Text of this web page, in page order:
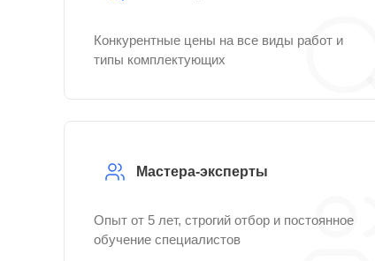
Конкурентные цены на все виды работ и
типы комплектующих
Мастера-эксперты
Опыт от 5 лет, строгий отбор и постоянное
обучение специалистов